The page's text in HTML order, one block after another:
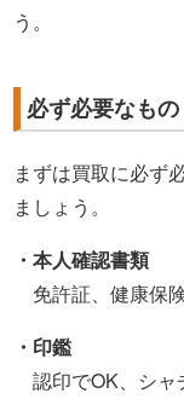
う。
必ず必要なもの
まずは買取に必ず
ましょう。
・本人確認書類
免許証、健康保
・印鑑
認印でOK、シャ